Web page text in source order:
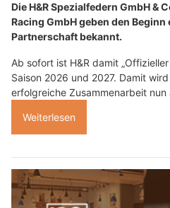
Die H&R Spezialfedern GmbH &
Racing GmbH geben den
Partnerschaft bekannt.
Ab sofort ist H&R damit
Saison 2026 und 2027. Damit
erfolgreiche Zusammenarbeit
Weiterlesen